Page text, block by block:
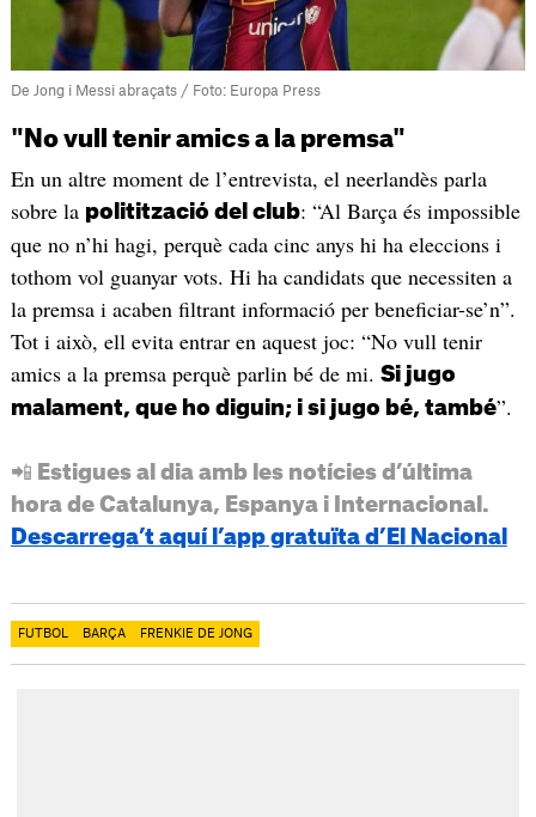
De Jong i Messi abraçats / Foto: Europa Press
"No vull tenir amics a la premsa"
En un altre moment de l’entrevista, el neerlandès parla
sobre la politització del club: “Al Barça és impossible
que no n’hi hagi, perquè cada cinc anys hi ha eleccions i
tothom vol guanyar vots. Hi ha candidats que necessiten a
la premsa i acaben filtrant informació per beneficiar-se’n”.
Tot i això, ell evita entrar en aquest joc: “No vull tenir
amics a la premsa perquè parlin bé de mi. Si jugo
malament, que ho diguin; i si jugo bé, també”.
📲 Estigues al dia amb les notícies d’última
hora de Catalunya, Espanya i Internacional.
Descarrega’t aquí l’app gratuïta d’El Nacional
FUTBOL BARÇA FRENKIE DE JONG